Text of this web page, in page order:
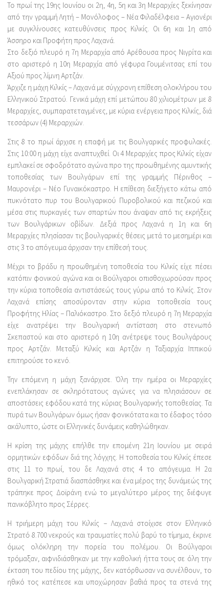
Το πρωί της 19ης Ιουνίου οι 2η, 4η, 5η και 3η Μεραρχίες ξεκίνησαν
από την γραμμή Λητή – Μονόλοφος – Νέα Φιλαδέλφεια – Αγιονέρι
με συγκλίνουσες κατευθύνσεις προς Κιλκίς. Οι 6η και 1η από
Άσσηρο και Προφήτη προς Λαχανά.
Στο δεξιό πλευρό η 7η Μεραρχία από Αρέθουσα προς Νιγρίτα και
στο αριστερό η 10η Μεραρχία από γέφυρα Γουμένιτσας επί του
Αξιού προς λίμνη Αρτζάν.
Άρχιζε η μάχη Κιλκίς – Λαχανά με σύγχρονη επίθεση ολοκλήρου του
Ελληνικού Στρατού. Γενικά μάχη επί μετώπου 80 χιλιομέτρων με 8
Μεραρχίες, συμπαρατεταγμένες, με κύρια ενέργεια προς Κιλκίς, διά
τεσσάρων (4) Μεραρχιών.
Στις 8 το πρωί άρχισε η επαφή με τις Βουλγαρικές προφυλακές.
Στις 10:00 η μάχη είχε αναπτυχθεί. Οι 4 Μεραρχίες προς Κιλκίς είχαν
εμπλακεί σε σφοδρότατο αγώνα προ της προωθημένης αμυντικής
τοποθεσίας των Βουλγάρων επί της γραμμής Πέρινθος –
Μαυρονέρι – Νέο Γυναικόκαστρο. Η επίθεση διεξήγετο κάτω από
πυκνότατο πυρ του Βουλγαρικού Πυροβολικού και πεζικού και
μέσα στις πυρκαγιές των σπαρτών που άναψαν από τις εκρήξεις
των Βουλγάρικων οβίδων. Δεξιά προς Λαχανά η 1η και 6η
Μεραρχίες πλησίασαν τις βουλγαρικές θέσεις μετά το μεσημέρι και
στις 3 το απόγευμα άρχισαν την επίθεσή τους.
Μέχρι το βράδυ η προωθημένη τοποθεσία του Κιλκίς είχε πέσει
κατόπιν φονικού αγώνα και οι Βούλγαροι οπισθοχωρούσαν προς
την κύρια τοποθεσία αντιστάσεώς τους γύρω από το Κιλκίς. Στον
Λαχανά επίσης αποσύρονταν στην κύρια τοποθεσία τους
Προφήτης Ηλίας – Παλιόκαστρο. Στο δεξιό πλευρό η 7η Μεραρχία
είχε ανατρέψει την Βουλγαρική αντίσταση στο στενωπό
Σκεπαστού και στο αριστερό η 10η ανέτρεψε τους Βουλγάρους
προς Αρτζάν. Μεταξύ Κιλκίς και Αρτζάν η Ταξιαρχία Ιππικού
επιτηρούσε το κενό.
Την επόμενη η μάχη ξανάρχισε. Όλη την ημέρα οι Μεραρχίες
ενεπλάκησαν σε σκληρότατους αγώνες για να πλησιάσουν σε
αποστάσεις εφόδου κατά της κύριας Βουλγαρικής τοποθεσίας. Τα
πυρά των Βουλγάρων όμως ήσαν φονικότατα και το έδαφος τόσο
ακάλυπτο, ώστε οι Ελληνικές δυνάμεις καθηλώθηκαν.
Η κρίση της μάχης επήλθε την επομένη 21η Ιουνίου με σειρά
ορμητικών εφόδων διά της λόγχης. Η τοποθεσία του Κιλκίς έπεσε
στις 11 το πρωί, του δε Λαχανά στις 4 το απόγευμα. Η 2α
Βουλγαρική Στρατιά διασπάσθηκε και ένα μέρος της δυνάμεώς της
τράπηκε προς Δοϊράνη ενώ το μεγαλύτερο μέρος της διέφυγε
πανικόβλητο προς Σέρρες.
Η τριήμερη μάχη του Κιλκίς – Λαχανά στοίχισε στον Ελληνικό
Στρατό 8.700 νεκρούς και τραυματίες πολύ βαρύ το τίμημα, έκρινε
όμως ολόκληρη την πορεία του πολέμου. Οι Βούλγαροι
τρόμαξαν, αιφνιδιάσθηκαν με την καθολική ήττα τους σε όλη την
έκταση του πεδίου της μάχης, δεν κατόρθωσαν να συνέλθουν, το
ηθικό τος κατέπεσε και υποχώρησαν βαθιά προς τα στενά της